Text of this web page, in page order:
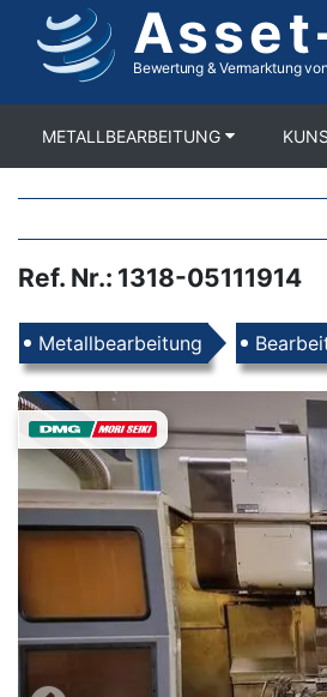
Bewertung & Vermarktung
METALLBEARBEITUNG
Ref. Nr.: 1318-05111914
Produkte
Metallbearbeitung